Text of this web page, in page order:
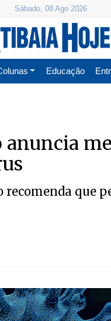
Sábado, 08 Ago 2026
Educação
anuncia
que